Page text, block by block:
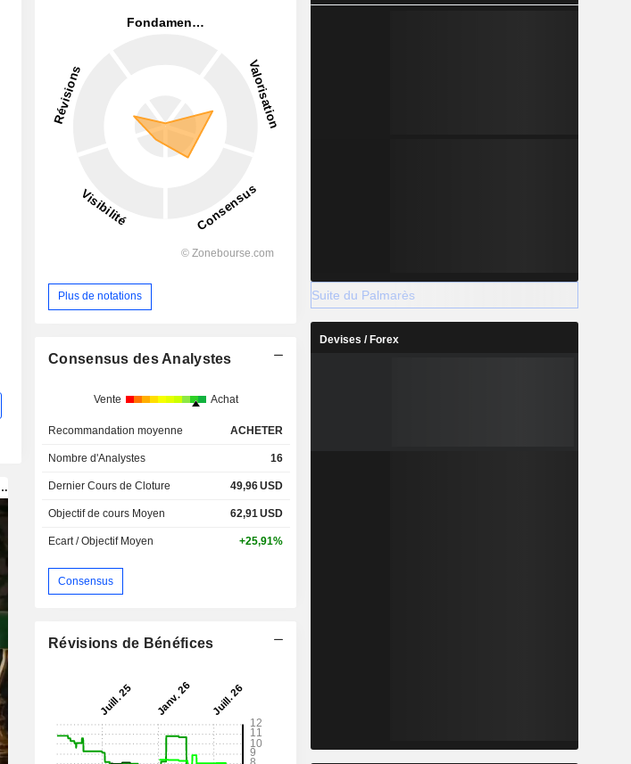
Plus de notations
Consensus des Analystes
Vente Achat
Recommandation moyenne ACHETER
Nombre d'Analystes 16
Dernier Cours de Cloture 49,96USD
Objectif de cours Moyen 62,91USD
Ecart / Objectif Moyen +25,91%
Consensus
Révisions de Bénéfices
Suite du Palmarès
Devises / Forex